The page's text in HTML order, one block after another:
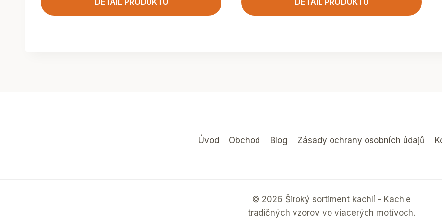
DETAIL PRODUKTU DETAIL PRODUKTU
Úvod Obchod Blog Zásady ochrany osobních údajů
© 2026 Široký sortiment kachlí - Kachle
tradičných vzorov vo viacerých motívoch.